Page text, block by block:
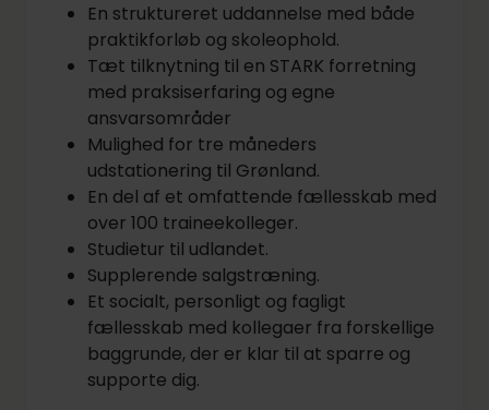
En struktureret uddannelse med både
praktikforløb og skoleophold.
Tæt tilknytning til en STARK forretning
med praksiserfaring og egne
ansvarsområder
Mulighed for tre måneders
udstationering til Grønland.
En del af et omfattende fællesskab med
over 100 traineekolleger.
Studietur til udlandet.
Supplerende salgstræning.
Et socialt, personligt og fagligt
fællesskab med kollegaer fra forskellige
baggrunde, der er klar til at sparre og
supporte dig.